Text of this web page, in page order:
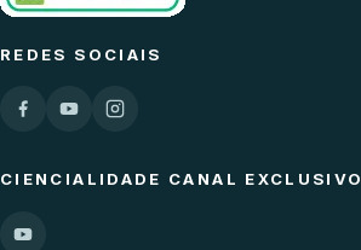
REDES SOCIAIS
CIENCIALIDADE CANAL EXCLUSIVO